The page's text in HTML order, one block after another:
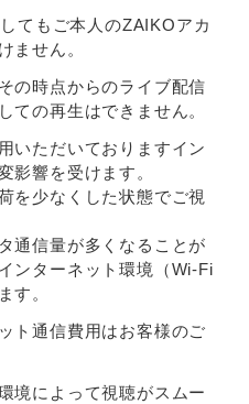
てもご本人のZAIKOアカ
ません。
の時点からのライブ配信
ての再生はできません。
いただいておりますイン
影響を受けます。
を少なくした状態でご視
通信量が多くなることが
ンターネット環境（Wi-Fi
す。
ト通信費用はお客様のご
境によって視聴がスムー